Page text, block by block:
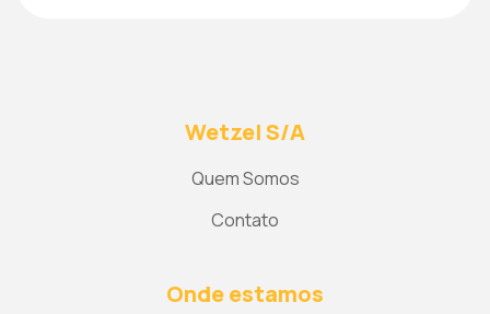
Wetzel S/A
Quem Somos
Contato
Onde estamos